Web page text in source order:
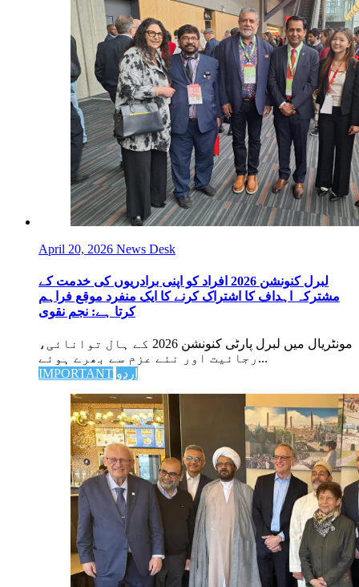
April 20, 2026 News Desk
لبرل کنونشن 2026 افراد کو اپنی برادریوں کی خدمت کے
مشترکہ اہداف کا اشتراک کرنے کا ایک منفرد موقع فراہم
کرتا ہے: نجم نقوی
مونٹریال میں لبرل پارٹی کنونشن 2026 کے ہال توانائی،
رجائیت اور نئے عزم سے بھرے ہوئے...
IMPORTANT اردو